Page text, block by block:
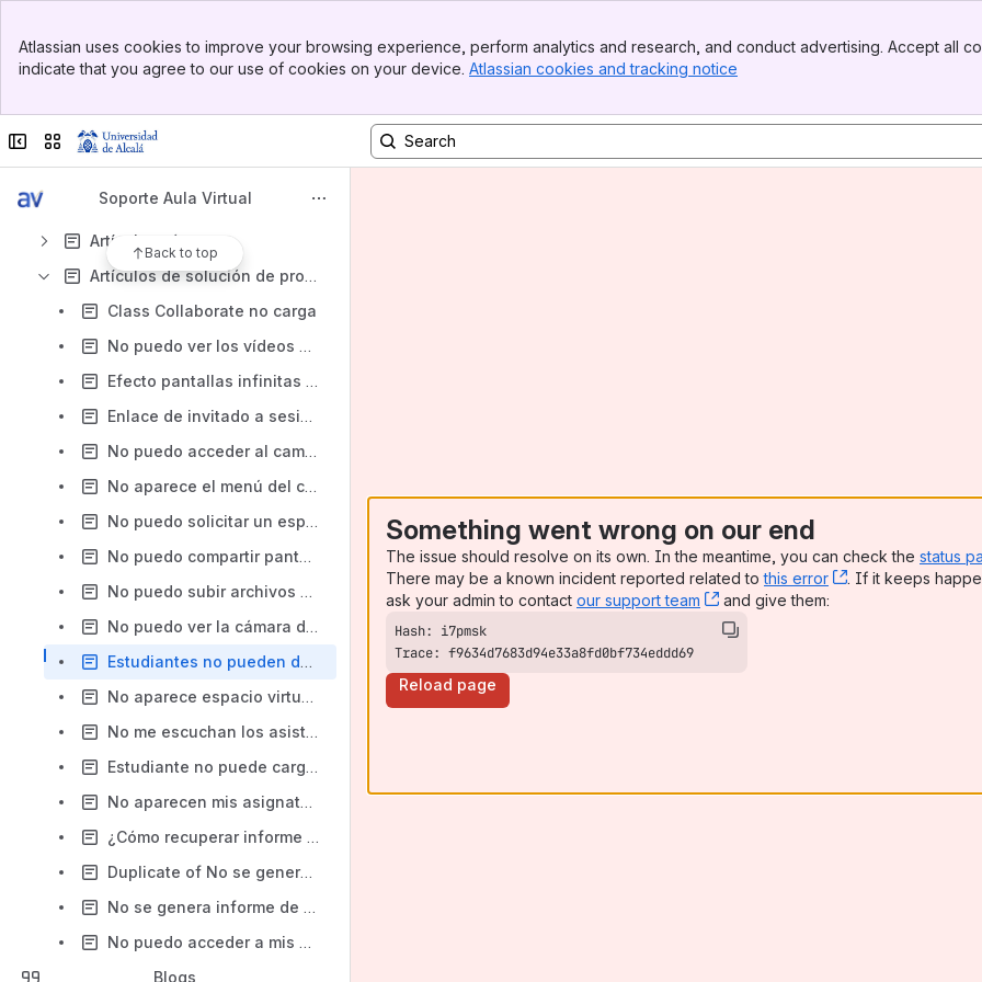
Top Bar
Sidebar
Atlassian uses cookies to improve your browsing experience, perform analytics and research, and conduct advertising. Accept all
indicate that you agree to our use of cookies on your device. Atlassian cookies and tracking notice
Collapse sidebar
Switch sites or apps
Soporte Aula Virtual
Back to top
Content
Registrar incidencia
FAQ
Recursos autoformativos
Artículos cómo
Artículos de solución de problemas
Class Collaborate no carga
No puedo ver los vídeos de kaltura de mi curso
Efecto pantallas infinitas en Blackboard Collaborate
Enlace de invitado a sesión de Class Collaborate solicita credenciales para el acceso
No puedo acceder al campus online
No aparece el menú del curso
No puedo solicitar un espacio virtual porque presenta conflictos con otros ya existentes
No puedo compartir pantalla o aplicaciones en Class Collaborate en MacOS
No puedo subir archivos a mi curso
No puedo ver la cámara de todos los participantes
Estudiantes no pueden descargar las grabaciones
No aparece espacio virtual en el listado de cursos del campus online
No me escuchan los asistentes a una sesión de Class Collaborate
Estudiante no puede cargar documento a TurnItIn
No aparecen mis asignaturas matriculadas en el Campus Online
¿Cómo recuperar informe TurnItIn de estudiante eliminado?
Duplicate of No se genera informe de TurnItIn
No se genera informe de TurnItIn
No puedo acceder a mis actividades Wooclap ya existentes (el enlace está roto)
Blogs
Something went wrong on our end
The issue should resolve on its own. In the meantime, you can check the status
There may be a known incident reported related tothis error , (opens new
. If it keeps
ask your admin to contact our support team , (opens new window)
and give them:
Trace: f9634d7683d94e33a8fd0bf734eddd69
Reload page